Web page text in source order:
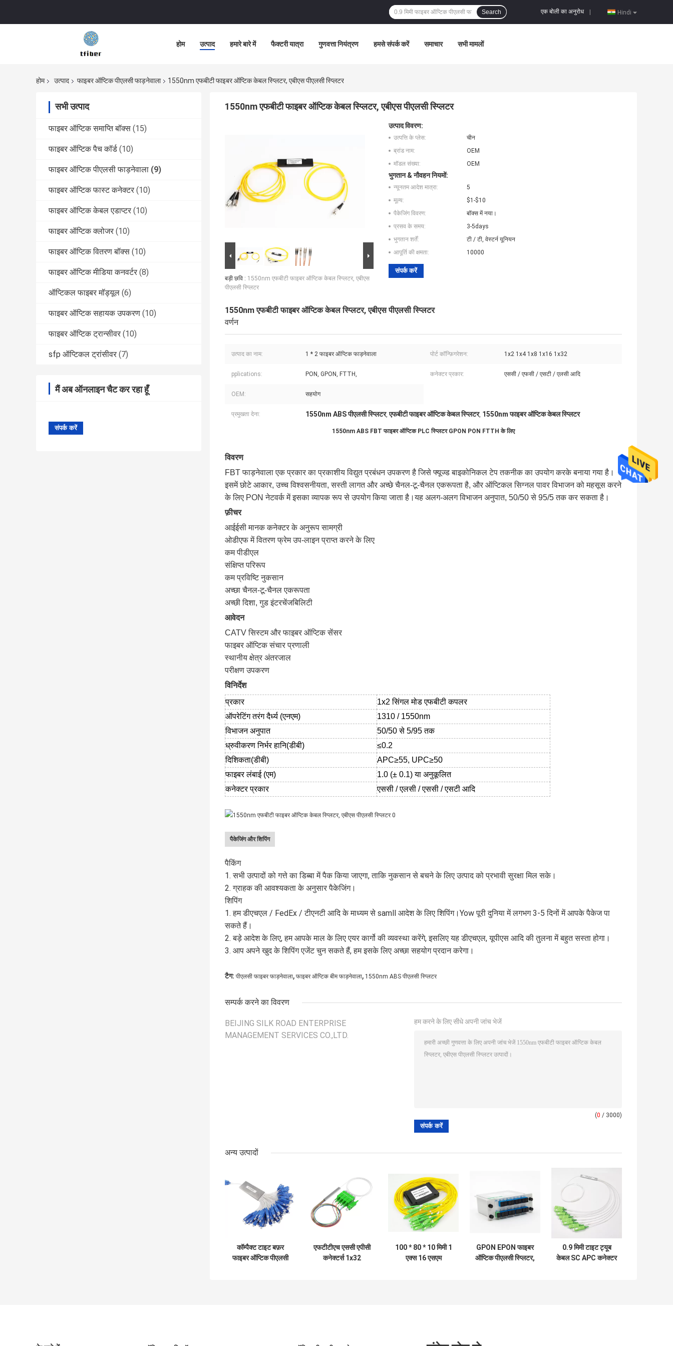
Hindi
एक बोली का अनुरोध
Search
होम उत्पाद हमारे बारे में फैक्टरी यात्रा गुणवत्ता नियंत्रण हमसे संपर्क करें समाचार सभी मामलों
होम उत्पाद फाइबर ऑप्टिक पीएलसी फाड़नेवाला 1550nm एफबीटी फाइबर ऑप्टिक केबल स्प्लिटर, एबीएस पीएलसी स्प्लिटर
सभी उत्पाद
फाइबर ऑप्टिक समाप्ति बॉक्स (15)
फाइबर ऑप्टिक पैच कॉर्ड (10)
फाइबर ऑप्टिक पीएलसी फाड़नेवाला (9)
फाइबर ऑप्टिक फास्ट कनेक्टर (10)
फाइबर ऑप्टिक केबल एडाप्टर (10)
फाइबर ऑप्टिक क्लोजर (10)
फाइबर ऑप्टिक वितरण बॉक्स (10)
फाइबर ऑप्टिक मीडिया कनवर्टर (8)
ऑप्टिकल फाइबर मॉड्यूल (6)
फाइबर ऑप्टिक सहायक उपकरण (10)
फाइबर ऑप्टिक ट्रान्सीवर (10)
sfp ऑप्टिकल ट्रांसीवर (7)
मैं अब ऑनलाइन चैट कर रहा हूँ
1550nm एफबीटी फाइबर ऑप्टिक केबल स्प्लिटर, एबीएस पीएलसी स्प्लिटर
बड़ी छवि : 1550nm एफबीटी फाइबर ऑप्टिक केबल स्प्लिटर, एबीएस
पीएलसी स्प्लिटर
उत्पाद विवरण:
उत्पत्ति के प्लेस:
चीन
ब्रांड नाम:
OEM
मॉडल संख्या:
OEM
भुगतान & नौवहन नियमों:
न्यूनतम आदेश मात्रा:
5
मूल्य:
$1-$10
पैकेजिंग विवरण:
बॉक्स में नया।
प्रसव के समय:
3-5days
भुगतान शर्तें:
टी / टी, वेस्टर्न यूनियन
आपूर्ति की क्षमता:
10000
संपर्क करें
1550nm एफबीटी फाइबर ऑप्टिक केबल स्प्लिटर, एबीएस पीएलसी स्प्लिटर
वर्णन
उत्पाद का नाम: 1 * 2 फाइबर ऑप्टिक फाड़नेवाला पोर्ट कॉन्फ़िगरेशन: 1x2 1x4 1x8 1x16 1x32
pplications: PON, GPON, FTTH, कनेक्टर प्रकार: एससी / एफसी / एसटी / एलसी आदि
OEM: सहयोग
प्रमुखता देना: 1550nm ABS पीएलसी स्प्लिटर,एफबीटी फाइबर ऑप्टिक केबल स्प्लिटर, 1550nm फाइबर ऑप्टिक केबल स्प्लिटर
1550nm ABS FBT फाइबर ऑप्टिक PLC स्प्लिटर GPON PON FTTH के लिए
विवरण
FBT फाड़नेवाला एक प्रकार का प्रकाशीय विद्युत प्रबंधन उपकरण है जिसे फ्यूज्ड बाइकोनिकल टेप तकनीक का उपयोग करके बनाया गया है।
इसमें छोटे आकार, उच्च विश्वसनीयता, सस्ती लागत और अच्छे चैनल-टू-चैनल एकरूपता है, और ऑप्टिकल सिग्नल पावर विभाजन को महसूस करने
के लिए PON नेटवर्क में इसका व्यापक रूप से उपयोग किया जाता है।यह अलग-अलग विभाजन अनुपात, 50/50 से 95/5 तक कर सकता है।
फ़ीचर
आईईसी मानक कनेक्टर के अनुरूप सामग्री
ओडीएफ में वितरण फ्रेम उप-लाइन प्राप्त करने के लिए
कम पीडीएल
संक्षिप्त परिरूप
कम प्रविष्टि नुकसान
अच्छा चैनल-टू-चैनल एकरूपता
अच्छी दिशा, गुड इंटरचेंजबिलिटी
आवेदन
CATV सिस्टम और फाइबर ऑप्टिक सेंसर
फाइबर ऑप्टिक संचार प्रणाली
स्थानीय क्षेत्र अंतरजाल
परीक्षण उपकरण
विनिर्देश
प्रकार
1x2 सिंगल मोड एफबीटी कपलर
ऑपरेटिंग तरंग दैर्ध्य (एनएम)
1310 / 1550nm
विभाजन अनुपात
50/50 से 5/95 तक
ध्रुवीकरण निर्भर हानि(डीबी)
≤0.2
दिशिकता(डीबी)
APC≥55, UPC≥50
फाइबर लंबाई (एम)
1.0 (± 0.1) या अनुकूलित
कनेक्टर प्रकार
एससी / एलसी / एससी / एसटी आदि
पैकेजिंग और शिपिंग
पैकिंग
1. सभी उत्पादों को गत्ते का डिब्बा में पैक किया जाएगा, ताकि नुकसान से बचने के लिए उत्पाद को प्रभावी सुरक्षा मिल सके।
2. ग्राहक की आवश्यकता के अनुसार पैकेजिंग।
शिपिंग
1. हम डीएचएल / FedEx / टीएनटी आदि के माध्यम से samll आदेश के लिए शिपिंग।Yow पूरी दुनिया में लगभग 3-5 दिनों में आपके पैकेज पा
सकते हैं।
2. बड़े आदेश के लिए, हम आपके माल के लिए एयर कार्गो की व्यवस्था करेंगे, इसलिए यह डीएचएल, यूपीएस आदि की तुलना में बहुत सस्ता होगा।
3. आप अपने खुद के शिपिंग एजेंट चुन सकते हैं, हम इसके लिए अच्छा सहयोग प्रदान करेगा।
टैग: पीएलसी फाइबर फाड़नेवाला, फाइबर ऑप्टिक बीम फाड़नेवाला, 1550nm ABS पीएलसी स्प्लिटर
सम्पर्क करने का विवरण
BEIJING SILK ROAD ENTERPRISE
MANAGEMENT SERVICES CO.,LTD.
हम करने के लिए सीधे अपनी जांच भेजें
(0 / 3000)
अन्य उत्पादों
कॉम्पैक्ट टाइट बफ़र
फाइबर ऑप्टिक पीएलसी
एफटीटीएच एससी एपीसी
कनेक्टर्स 1x32
100 * 80 * 10 मिमी 1
एक्स 16 एसएम
GPON EPON फाइबर
ऑप्टिक पीएलसी स्प्लिटर,
0.9 मिमी टाइट ट्यूब
केबल SC APC कनेक्टर